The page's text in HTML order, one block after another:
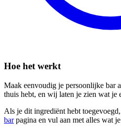
Hoe het werkt
Maak eenvoudig je persoonlijke bar
thuis hebt, en wij laten je zien wat je
Als je dit ingrediënt hebt
barpagina en vul aan met alles wat